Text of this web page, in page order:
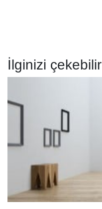
İlginizi çekebilir